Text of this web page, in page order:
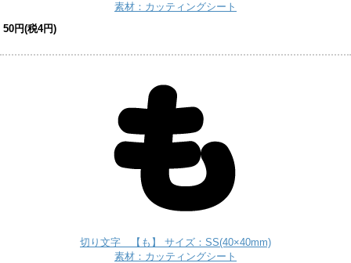
素材：カッティングシート
50円(税4円)
切り文字 【も】 サイズ：SS(40×40mm)
素材：カッティングシート